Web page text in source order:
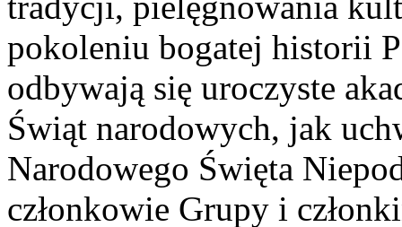
pokoleniu bogatej historii
odbywają się uroczyste
Świąt narodowych, jak
Narodowego Święta
członkowie Grupy i